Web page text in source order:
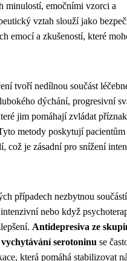
minulostí, emočními vzorci a
vztah slouží jako
emocí a zkušeností, které
tvoří nedílnou součást
dýchání, progresivní
jim pomáhají zvládat
metody poskytují
což je zásadní pro snížení
případech nezbytnou
nebo když
Antidepresiva ze
serotoninu se
která pomáhá stabilizovat